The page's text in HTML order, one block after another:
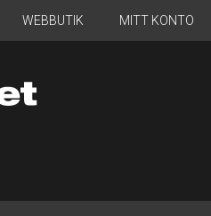
WEBBUTIK MITT KONTO